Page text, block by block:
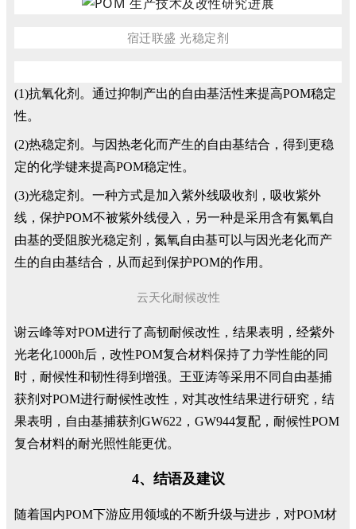
宿迁联盛 光稳定剂
(1)抗氧化剂。通过抑制产出的自由基活性来提高POM稳定
性。
(2)热稳定剂。与因热老化而产生的自由基结合，得到更稳
定的化学键来提高POM稳定性。
(3)光稳定剂。一种方式是加入紫外线吸收剂，吸收紫外
线，保护POM不被紫外线侵入，另一种是采用含有氮氧自
由基的受阻胺光稳定剂，氮氧自由基可以与因光老化而产
生的自由基结合，从而起到保护POM的作用。
云天化耐候改性
谢云峰等对POM进行了高韧耐候改性，结果表明，经紫外
光老化1000h后，改性POM复合材料保持了力学性能的同
时，耐候性和韧性得到增强。王亚涛等采用不同自由基捕
获剂对POM进行耐候性改性，对其改性结果进行研究，结
果表明，自由基捕获剂GW622，GW944复配，耐候性POM
复合材料的耐光照性能更优。
4、结语及建议
随着国内POM下游应用领域的不断升级与进步，对POM材